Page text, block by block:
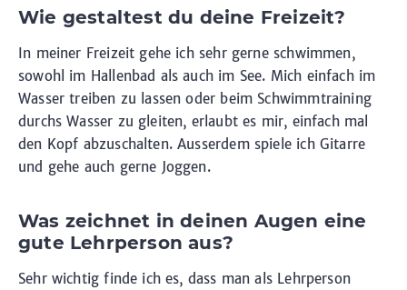
Wie gestaltest du deine Freizeit?
In meiner Freizeit gehe ich sehr gerne schwimmen,
sowohl im Hallenbad als auch im See. Mich einfach im
Wasser treiben zu lassen oder beim Schwimmtraining
durchs Wasser zu gleiten, erlaubt es mir, einfach mal
den Kopf abzuschalten. Ausserdem spiele ich Gitarre
und gehe auch gerne Joggen.
Was zeichnet in deinen Augen eine
gute Lehrperson aus?
Sehr wichtig finde ich es, dass man als Lehrperson